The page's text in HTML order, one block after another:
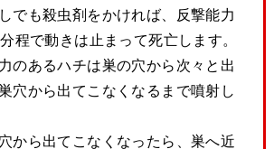
でも殺虫剤をかければ、反撃能力
程で動きは止まって死亡します。
のあるハチは巣の穴から次々と出
穴から出てこなくなるまで噴射し
から出てこなくなったら、巣へ近